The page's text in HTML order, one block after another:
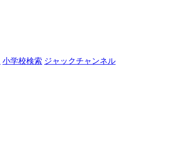
小学校検索 ジャックチャンネル